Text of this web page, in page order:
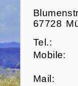
67728
Tel.:
Mobile:
Mail: